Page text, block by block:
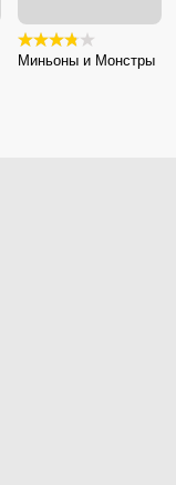
Миньоны и Монстры